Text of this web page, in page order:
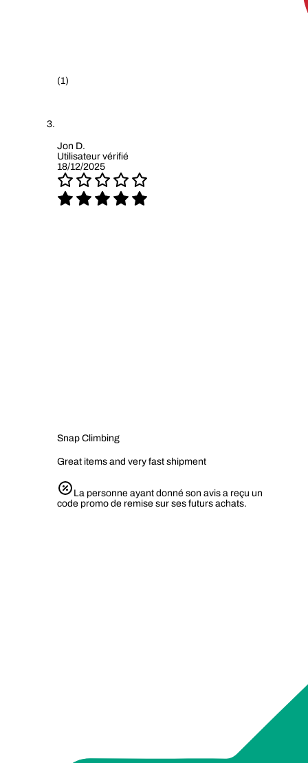
(1)
Jon D.
Utilisateur vérifié
18/12/2025
Snap Climbing
Great items and very fast shipment
La personne ayant donné son avis a reçu un
code promo de remise sur ses futurs achats.